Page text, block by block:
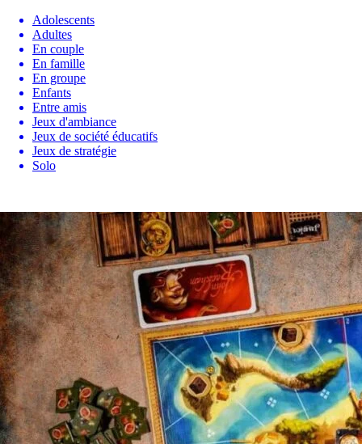
Adolescents
Adultes
En couple
En famille
En groupe
Enfants
Entre amis
Jeux d'ambiance
Jeux de société éducatifs
Jeux de stratégie
Solo